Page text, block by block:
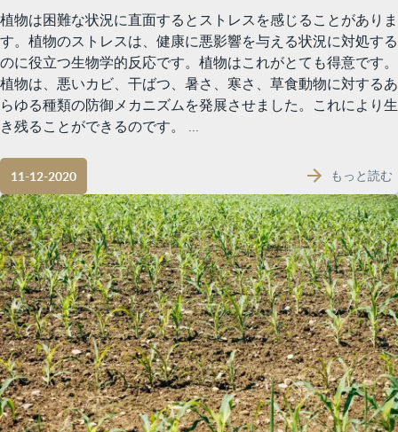
植物は困難な状況に直面するとストレスを感じることがありま
す。植物のストレスは、健康に悪影響を与える状況に対処する
のに役立つ生物学的反応です。植物はこれがとても得意です。
植物は、悪いカビ、干ばつ、暑さ、寒さ、草食動物に対するあ
らゆる種類の防御メカニズムを発展させました。これにより生
き残ることができるのです。 ...
11-12-2020 もっと読む